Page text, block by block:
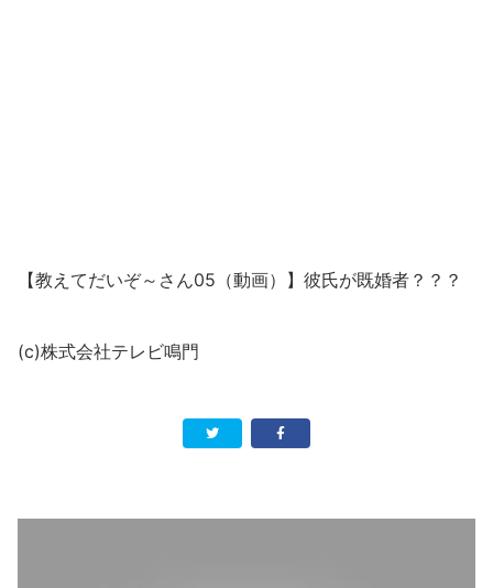
【教えてだいぞ～さん05（動画）】彼氏が既婚者？？？
(c)株式会社テレビ鳴門